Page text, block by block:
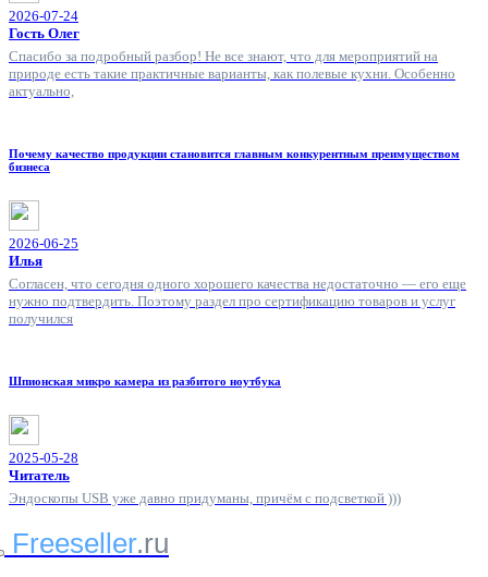
2026-07-24
Гость Олег
Спасибо за подробный разбор! Не все знают, что для мероприятий на
природе есть такие практичные варианты, как полевые кухни. Особенно
актуально,
Почему качество продукции становится главным конкурентным преимуществом
бизнеса
2026-06-25
Илья
Согласен, что сегодня одного хорошего качества недостаточно — его еще
нужно подтвердить. Поэтому раздел про сертификацию товаров и услуг
получился
Шпионская микро камера из разбитого ноутбука
2025-05-28
Читатель
Эндоскопы USB уже давно придуманы, причём с подсветкой )))
Freeseller.ru